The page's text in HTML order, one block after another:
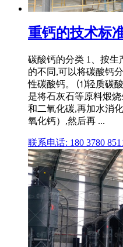
重钙的技术标
碳酸钙的分类 1、按生
的不同,可以将碳酸钙
性碳酸钙。 ⑴轻质碳
是将石灰石等原料煅
和二氧化碳,再加水消
氧化钙）,然后再 ...
联系电话: 180 3780